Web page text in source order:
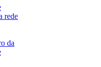
rede
da